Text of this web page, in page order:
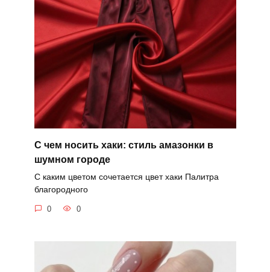
С чем носить хаки: стиль амазонки в
шумном городе
С каким цветом сочетается цвет хаки Палитра
благородного
0 0